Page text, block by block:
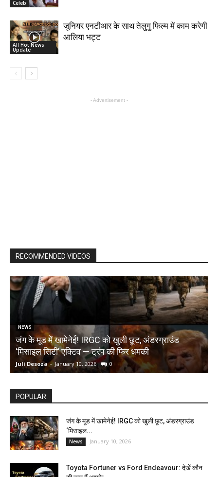
Celeb
All Hot News
Update
जूनियर एनटीआर के साथ तेलुगु फिल्म में काम करेगी
आलिया भट्ट
- Advertisement -
RECOMMENDED VIDEOS
NEWS
जंग के मूड में खामेनेई! IRGC को खुली छूट, अंडरग्राउंड
‘मिसाइल सिटी’ एक्टिव — ट्रंप की फिर धमकी
Juli Desoza - January 10, 2026 0
POPULAR
जंग के मूड में खामेनेई! IRGC को खुली छूट, अंडरग्राउंड
‘मिसाइल...
News January 10, 2026
Toyota Fortuner vs Ford Endeavour: देखें कौन